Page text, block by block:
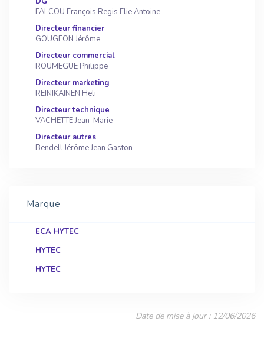
FALCOU François Regis Elie Antoine
Directeur financier
GOUGEON Jérôme
Directeur commercial
ROUMEGUE Philippe
Directeur marketing
REINIKAINEN Heli
Directeur technique
VACHETTE Jean-Marie
Directeur autres
Bendell Jérôme Jean Gaston
Marque
ECA HYTEC
HYTEC
HYTEC
Date de mise à jour : 12/06/2026